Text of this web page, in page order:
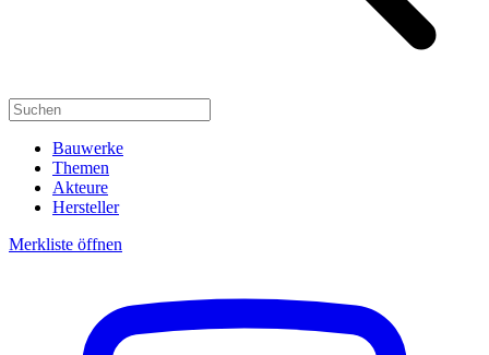
Bauwerke
Themen
Akteure
Hersteller
Merkliste öffnen